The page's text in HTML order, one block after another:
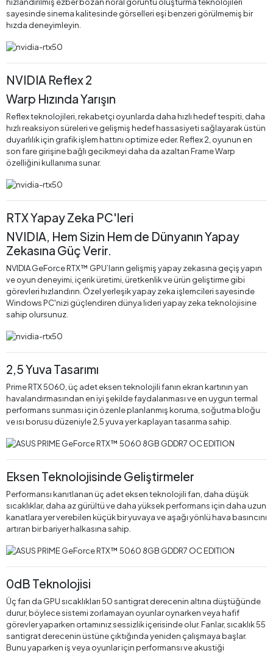
sayesinde sinema kalitesinde görselleri eşi benzeri görülmemiş bir
hızda deneyimleyin.
NVIDIA Reflex 2
Warp Hızında Yarışın
Reflex teknolojileri, rekabetçi oyunlarda daha hızlı hedef tespiti, daha
hızlı reaksiyon süreleri ve gelişmiş hedef hassasiyeti sağlayarak üstün
duyarlılık için grafik işlem hattını optimize eder. Reflex 2, oyunun en
son fare girişine bağlı gecikmeyi daha da azaltan Frame Warp
özelliğini kullanıma sunar.
RTX Yapay Zeka PC'leri
NVIDIA, Hem Sizin Hem de Dünyanın Yapay
Zekasına Güç Verir.
NVIDIA GeForce RTX™ GPU’ların gelişmiş yapay zekasına geçiş yapın
ve oyun deneyimi, içerik üretimi, üretkenlik ve ürün geliştirme gibi
görevleri hızlandırın. Özel yerleşik yapay zeka işlemcileri sayesinde
Windows PC'nizi güçlendiren dünya lideri yapay zeka teknolojisine
sahip olursunuz.
2,5 Yuva Tasarımı
Prime RTX 5060, üç adet eksen teknolojili fanın ekran kartının yan
havalandırmasından en iyi şekilde faydalanması ve en uygun termal
performans sunması için özenle planlanmış koruma, soğutma bloğu
ve ısı borusu düzeniyle 2,5 yuva yer kaplayan tasarıma sahip.
Eksen Teknolojisinde Geliştirmeler
Performansı kanıtlanan üç adet eksen teknolojili fan, daha düşük
sıcaklıklar, daha az gürültü ve daha yüksek performans için daha uzun
kanatlara yer verebilen küçük bir yuvaya ve aşağı yönlü hava basıncını
artıran bir bariyer halkasına sahip.
0dB Teknolojisi
Üç fan da GPU sıcaklıkları 50 santigrat derecenin altına düştüğünde
durur, böylece sistemi zorlamayan oyunlar oynarken veya hafif
görevler yaparken ortamınız sessizlik içerisinde olur. Fanlar, sıcaklık 55
santigrat derecenin üstüne çıktığında yeniden çalışmaya başlar.
Bunu yaparken iş veya oyunlar için performansı ve akustiği